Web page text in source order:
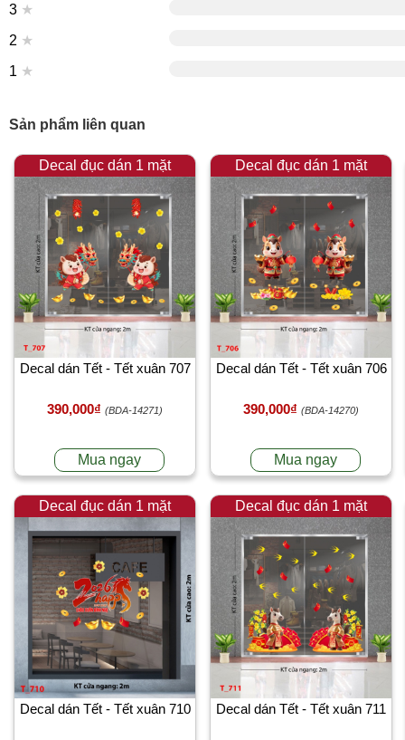
3 ★
2 ★
1 ★
Sản phẩm liên quan
Decal đục dán 1 mặt
Decal dán Tết - Tết xuân 707
390,000₫ (BDA-14271)
Mua ngay
Decal đục dán 1 mặt
Decal dán Tết - Tết xuân 706
390,000₫ (BDA-14270)
Mua ngay
Decal đục dán 1 mặt
Decal dán Tết - Tết xuân 710
Decal đục dán 1 mặt
Decal dán Tết - Tết xuân 711